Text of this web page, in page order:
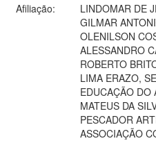
Afiliação:
LINDOMAR DE
GILMAR
OLENILSON
ALESSANDRO
ROBERTO
LIMA ERAZO,
EDUCAÇÃO DO
MATEUS DA
PESCADOR
ASSOCIAÇÃO